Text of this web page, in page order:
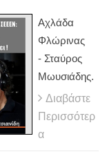
Αχλάδα
Φλώρινας
- Σταύρος
Μωυσιάδης.
Διαβάστε
Περισσότερ
α